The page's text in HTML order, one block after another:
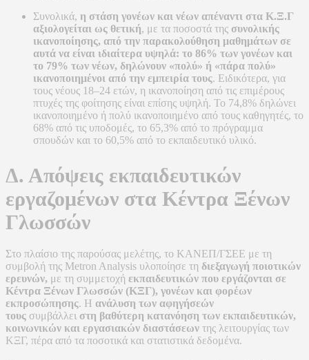
Συνολικά, η στάση γονέων και νέων απέναντι στα Κ.Ξ.Γ
αξιολογείται ως θετική, με τα ποσοστά της συνολικής
ικανοποίησης, από την παρακολούθηση μαθημάτων σε
αυτά να είναι ιδιαίτερα υψηλά: το 86% των γονέων και
το 79% των νέων, δηλώνουν «πολύ» ή «πάρα πολύ»
ικανοποιημένοι από την εμπειρία τους. Ειδικότερα, για
τους νέους 18–24 ετών, η ικανοποίηση από τις επιμέρους
πτυχές της φοίτησης είναι επίσης υψηλή. Το 74,8% δηλώνει
ικανοποιημένο ή πολύ ικανοποιημένο από τους καθηγητές, το
68% από τις υποδομές, το 65,3% από το πρόγραμμα
σπουδών και το 60,5% από το εκπαιδευτικό υλικό.
Δ. Απόψεις εκπαιδευτικών
εργαζομένων στα Κέντρα Ξένων
Γλωσσών
Στο πλαίσιο της παρούσας μελέτης, το ΚΑΝΕΠ/ΓΣΕΕ με τη
συμβολή της Metron Analysis υλοποίησε τη διεξαγωγή ποιοτικών
ερευνών, με τη συμμετοχή εκπαιδευτικών που εργάζονται σε
Κέντρα Ξένων Γλωσσών (ΚΞΓ), γονέων και φορέων
εκπροσώπησης. Η ανάλυση των αφηγήσεών
τους συμβάλλει στη βαθύτερη κατανόηση των εκπαιδευτικών,
κοινωνικών και εργασιακών διαστάσεων της λειτουργίας των
ΚΞΓ, πέρα από τα ποσοτικά και στατιστικά δεδομένα.